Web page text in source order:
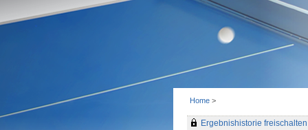
Home >
Ergebnishistorie freischalten